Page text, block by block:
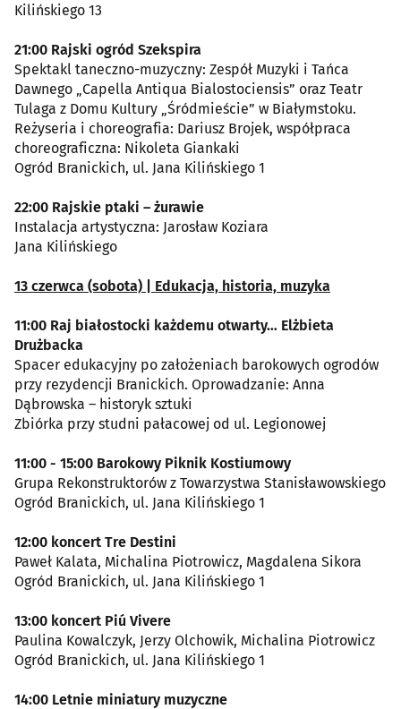
Kilińskiego 13
21:00 Rajski ogród Szekspira
Spektakl taneczno-muzyczny: Zespół Muzyki i Tańca
Dawnego „Capella Antiqua Bialostociensis” oraz Teatr
Tulaga z Domu Kultury „Śródmieście” w Białymstoku.
Reżyseria i choreografia: Dariusz Brojek, współpraca
choreograficzna: Nikoleta Giankaki
Ogród Branickich, ul. Jana Kilińskiego 1
22:00 Rajskie ptaki – żurawie
Instalacja artystyczna: Jarosław Koziara
Jana Kilińskiego
13 czerwca (sobota) | Edukacja, historia, muzyka
11:00 Raj białostocki każdemu otwarty… Elżbieta
Drużbacka
Spacer edukacyjny po założeniach barokowych ogrodów
przy rezydencji Branickich. Oprowadzanie: Anna
Dąbrowska – historyk sztuki
Zbiórka przy studni pałacowej od ul. Legionowej
11:00 - 15:00 Barokowy Piknik Kostiumowy
Grupa Rekonstruktorów z Towarzystwa Stanisławowskiego
Ogród Branickich, ul. Jana Kilińskiego 1
12:00 koncert Tre Destini
Paweł Kalata, Michalina Piotrowicz, Magdalena Sikora
Ogród Branickich, ul. Jana Kilińskiego 1
13:00 koncert Piú Vivere
Paulina Kowalczyk, Jerzy Olchowik, Michalina Piotrowicz
Ogród Branickich, ul. Jana Kilińskiego 1
14:00 Letnie miniatury muzyczne